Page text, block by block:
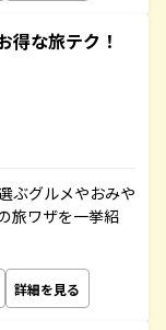
な旅テク！
ぶグルメやおみや
旅ワザを一挙紹
詳細を見る